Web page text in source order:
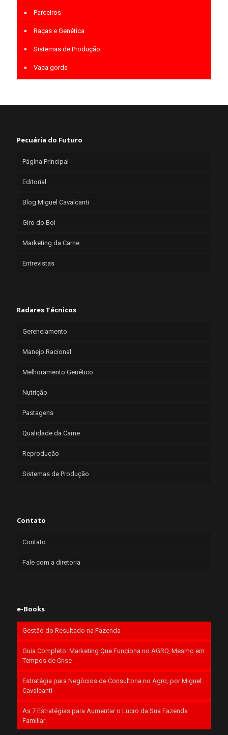
Parceiros
Raças e Genética
Sistemas de Produção
Vaca gorda
Pecuária do Futuro
Página Principal
Editorial
Blog Miguel Cavalcanti
Giro do Boi
Marketing da Carne
Entrevistas
Radares Técnicos
Gerenciamento
Manejo Racional
Melhoramento Genético
Nutrição
Pastagens
Qualidade da Carne
Reprodução
Sistemas de Produção
Contato
Contato
Fale com a diretoria
e-Books
Gestão do Resultado na Fazenda
Guia Completo: Marketing Que Funciona no AGRO, Mesmo em
Tempos de Crise
Estratégia para Negócios de Consultoria no Agro, por Miguel
Cavalcanti
As 7 Estratégias para Aumentar o Lucro da Sua Fazenda
Familiar